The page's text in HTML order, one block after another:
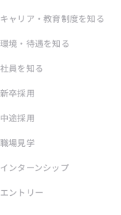
キャリア・教育制度を知る
環境・待遇を知る
社員を知る
新卒採用
中途採用
職場見学
インターンシップ
エントリー